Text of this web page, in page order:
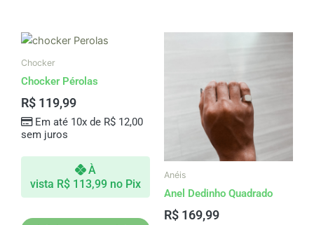
Chocker
Chocker Pérolas
R$ 119,99
Em até 10x de R$12,00
sem juros
À
vista R$ 113,99 no Pix
Anéis
Anel Dedinho Quadrado
R$ 169,99